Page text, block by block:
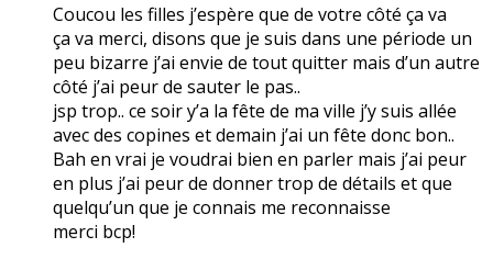
Coucou les filles j’espère que de votre côté ça va
ça va merci, disons que je suis dans une période un
peu bizarre j’ai envie de tout quitter mais d’un autre
côté j’ai peur de sauter le pas..
jsp trop.. ce soir y’a la fête de ma ville j’y suis allée
avec des copines et demain j’ai un fête donc bon..
Bah en vrai je voudrai bien en parler mais j’ai peur
en plus j’ai peur de donner trop de détails et que
quelqu’un que je connais me reconnaisse
merci bcp!